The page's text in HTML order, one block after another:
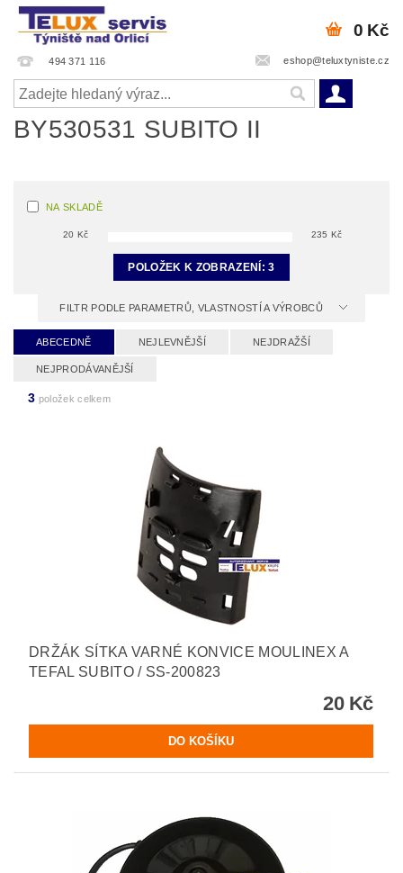
494 371 116 eshop@teluxtyniste.cz
0 Kč
BY530531 SUBITO II
NA SKLADĚ
20 Kč 235 Kč
POLOŽEK K ZOBRAZENÍ:3
FILTR PODLE PARAMETRŮ, VLASTNOSTÍ A VÝROBCŮ
ABECEDNĚ NEJLEVNĚJŠÍ NEJDRAŽŠÍ
NEJPRODÁVANĚJŠÍ
3 položek celkem
DRŽÁK SÍTKA VARNÉ KONVICE MOULINEX A
TEFAL SUBITO / SS-200823
20 Kč